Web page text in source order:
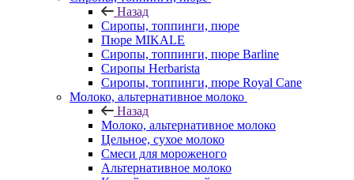
Назад
Сиропы, топпинги, пюре
Пюре MIKALE
Сиропы, топпинги, пюре Barline
Сиропы Herbarista
Сиропы, топпинги, пюре Royal Cane
Молоко, альтернативное молоко
Назад
Молоко, альтернативное молоко
Цельное, сухое молоко
Смеси для мороженого
Альтернативное молоко